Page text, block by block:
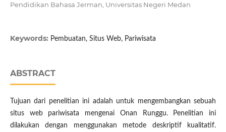
Pendidikan Bahasa Jerman, Universitas Negeri Medan
Keywords: Pembuatan, Situs Web, Pariwisata
ABSTRACT
Tujuan dari penelitian ini adalah untuk mengembangkan sebuah
situs web pariwisata mengenai Onan Runggu. Penelitian ini
dilakukan dengan menggunakan metode deskriptif kualitatif.